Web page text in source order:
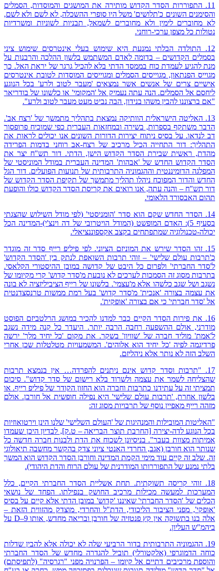
11. התפוררות הסדר הקדוש מותירה את המושגים והמוסדות, הסמלים
והסימנים השונים כ'תלושים' משל היו סופרי ההשכלה, לא לשם ולא לשם,
לא מחוברים לימין ולא מחוברים לשמאל, תבניות לשוניות ומשרדיות
נטולות כל מצפן ערכי-רוחני.
12. התולדה הבלתי נמנעת היא שימוש בעלי אינטרסים שימוש ציני
בסמלים הקדושים – בדומה לאדם המשתמש בלשון ההלכה והרבנות על
מנת להגיע לעמדת כוח בממסד הדתי בלא להכיל גרגר של יראת האל. כך
מגוייס הפנתאון, מגוייסים הסמלים ומגוייסים המוסדות לטובת אינטרסים
אישיים צרים של אנשים אשר נמצאים 'מעבר לטוב ולרע' בכל הנוגע
ליחסם אל הסמלים. הנה עתה נעמיק אל 'המקומי' או כלשונו של בודריאר
"אם ברצוננו להבין משהו בנידון, הבה נביט מעט מעבר לטוב ולרע".
13. האליטה הישראלית הוותיקה נמצאת בתהליך מתמשך של 'רצח אב'.
הדבר משתקף בספרות, בשירה ובמחזאות העברית כפי שמוכיח פרופסור
דב לנדאו. על בסיס ניתוח יצירות הדורות השונים אנו יכולים לראות את
התהליך: דור התחייה הכיל מרכיב של רצח-אב רוחני בדמות הפרידה
מהדת, ראשית שבירת הסדר הקדוש הישן, הדתי. דור תש"ח יצר את
הסדר הקדוש החדש של 'אבהות' המדינה העברית במודל המוניסטי של
המפלגה הדומיננטית וההגמוניה התרבותית של תנועות הפועלים. דור הגל
החדש והדור המפוכח ניהלו תהליך מתמשך של תקיפת הסדר הקדוש של
דור תש"ח – והנה עתה, אנו רואים את קריסת הסדר הקדוש כולו והופעת
תהום האבסורד הלאומי.
14. הסדר החדש שקם הוא סדר 'הומניסטי' (לפי מודל השילוש שהצגתי
בסעיף 5): האדם המופשט (המודל הויטרובי של דה וינצ'י)-המדינה הכל
יכולה-טכנולוגיה שמתפתחים בקצב אקספוננציאלי.
15. זהו הסדר שירש את המוניזם הציוני. לפי פיליפ רייף סדר זה מוגדר
כ'תרבות עולם שלישי' – זוהי תרבות השואפת לנתק בין 'הסדר הקדוש'
ל'סדר החברתי' ולפרום כל היבט של קדושה במובן ההיסטורי הקלאסי.
בתרבות מסוג זה הסמכות לערכים לא נובעת מ'סדר קדוש' קרי מקיומו של
נשגב ושל שגב כלשהו אלא מ'עצמי'. בלשונו של רייף הציביליזציה לא בונה
את עצמה בצורה 'אנכית' מ'סדר קדוש' בעל רמת ממשות טרנסצדנטית
אל 'סדר חברתי' כי אם בצורה 'אופקית'.
16. את פירות הסדר הקיים כבר למדנו להכיר במושג הרלטביזם הפוסט
מודרני, אולם ההשפעה רחבה הרבה יותר. היעדר כל קנה מידה נשגב
ל'אמת' מוליד חברה של 'שוויון' בשקר. את מקום 'כל יחיד מלך' ירשה
פרדיגמה לפיה 'כל יחיד הוא אלוהים'. המשמעויות מטלטלות שכן אחרי
השלב הזה לא נותר אלא ניהליזם.
17. "תרבות וסדר קדוש אינם ניתנים להפרדה… אין בנמצא תרבות
שהצליחה לשמר את עצמה ולשרוד בלא רישום של סדר קדוש". סיכום
תמציתי זה על עתידנו כתרבות וחברה הוא החזון הקודר של פיליפ רייף. או
בלשון אחרת, 'תרבות עולם שלישי' היא נפילה חופשית אל חורבן. אולם
מזהה רייף מאפיין נוסף של תרבויות מסוג זה:
"האליטות המובילות והמנהיגות של 'העולם השלישי' שלנו הינן וירטואוזיות
בכל הנוגע לדה-יצירה [החרבת תוצר הבריאה – ט.ק], לבדיון היכן שעמדו
אמיתות מצוות בעבר". בניסיונן לשכוח את הדת ולבנות חברה חדשה כל
שנותר הוא חורבן (אגב, החרדי האנטי ציוני צדק בהקשר מחשבה תיאולוגי
זה. שלב זה קיים עוד מימי הקמת המדינה וחורבן הסדר הקדוש הוא המשך
בלתי נמנע של התפוררותו המודרנית של עולם הרוח והדת היהודי).
18. זוהי קריסה תשוקתית. תחת אשליית הסדר החברתי הקיים, כלל
המערכות למעשה מכילות מרכיב החושק בנפילתו. הפחד של נושאי
הכלים של 'הסדר החברתי' שאיננו 'קדוש' במובן הדתי אלא קיים על בסיס
'אופקי', מפני הציבור הליכודי, הדת"ל והחרדי, מוצדק מהזווית הזאת –
אלה בנו בתשוקה אין קץ פנטזיה של חורבן ובריאה מחדש, אותו D–9 על
ביהמ"ש העליון.
19. ההגמוניה התרבותית בדור הרביעי שלה לא יכולה אלא להבין שדלות
כוחה הדמוגרפי (אלקטורלי) תוביל להגדרה מחדש של הסדר החברתי
והוספת מרכיבים דתיים אל קיומו – הפרנויה מפני "רגרסיה" (לתפיסתם)